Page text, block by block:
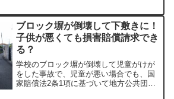
ブロック塀が倒壊して下敷きに！
子供が悪くても損害賠償請求でき
る？
学校のブロック塀が倒壊して児童がけが
をした事故で、児童が悪い場合でも、国
家賠償法2条1項に基づいて地方公共団体